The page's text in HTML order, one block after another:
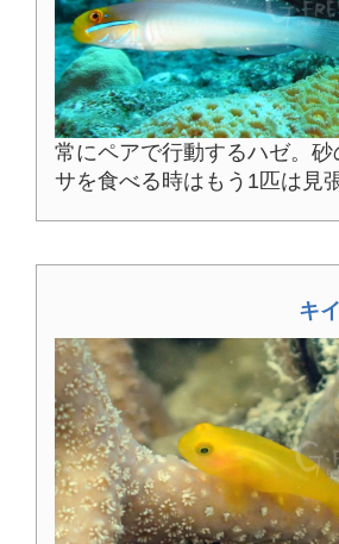
常にペアで行動するハゼ。
サを食べる時はもう1匹は見
キ